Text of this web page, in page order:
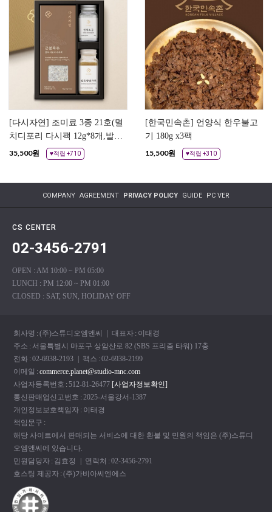
[다시자연] 조미료 3종 21호(멸
치디포리 다시팩 12g*8개,발효
시즈닝 95g*1개,한식소금
35,500원 ♥적립 +710
[한국민속촌] 언양식 한우불고
기 180g x3팩
15,500원 ♥적립 +310
COMPANY AGREEMENT PRIVACY POLICY GUIDE PC VER
CS CENTER
02-3456-2791
OPEN : AM 10:00 ~ PM 05:00
LUNCH : PM 12:00 ~ PM 01:00
CLOSED : SAT, SUN, HOLIDAY OFF
회사명 : (주)스튜디오엠앤씨 | 대표자 : 이태경
주소 : 서울특별시 마포구 상암산로 82 (SBS 프리즘 타워) 17충
전화 : 02-6938-2193 | 팩스 : 02-6938-2199
이메일 : commerce.planet@studio-mnc.com
사업자등록번호 : 512-81-26477 [사업자정보확인]
통신판매업신고번호 : 2025-서울강서-1387
개인정보보호책임자 : 이태경
책임문구 :
해당 사이트에서 판매되는 서비스에 대한 환불 및 민원의 책임은 (주)스튜디
오엠앤씨에 있습니다.
민원담당자 : 김효정 | 연락처 : 02-3456-2791
호스팅 제공자 : (주)가비아씨엔에스